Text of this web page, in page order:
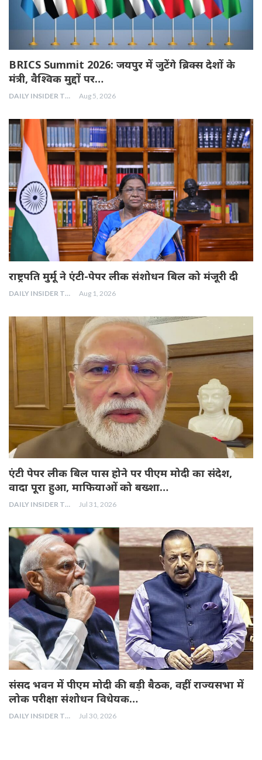
BRICS Summit 2026: जयपुर में जुटेंगे ब्रिक्स देशों के
मंत्री, वैश्विक मुद्दों पर…
DAILY INSIDER TEAM Aug 5, 2026
राष्ट्रपति मुर्मू ने एंटी-पेपर लीक संशोधन बिल को मंजूरी दी
DAILY INSIDER TEAM Aug 1, 2026
एंटी पेपर लीक बिल पास होने पर पीएम मोदी का संदेश,
वादा पूरा हुआ, माफियाओं को बख्शा…
DAILY INSIDER TEAM Jul 31, 2026
संसद भवन में पीएम मोदी की बड़ी बैठक, वहीं राज्यसभा में
लोक परीक्षा संशोधन विधेयक…
DAILY INSIDER TEAM Jul 30, 2026